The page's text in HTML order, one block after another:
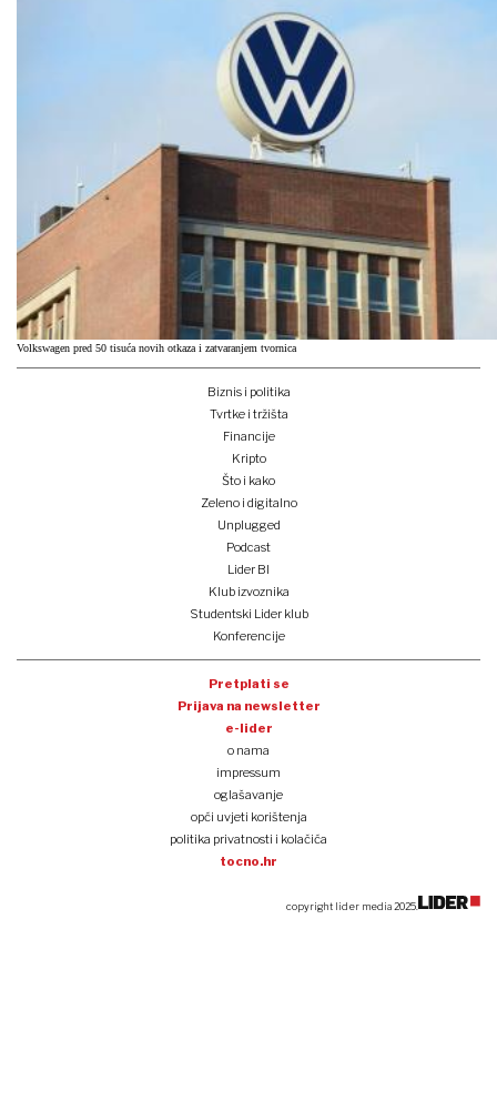
Volkswagen pred 50 tisuća novih otkaza i zatvaranjem tvornica
Biznis i politika
Tvrtke i tržišta
Financije
Kripto
Što i kako
Zeleno i digitalno
Unplugged
Podcast
Lider BI
Klub izvoznika
Studentski Lider klub
Konferencije
Pretplati se
Prijava na newsletter
e-lider
o nama
impressum
oglašavanje
opći uvjeti korištenja
politika privatnosti i kolačića
tocno.hr
copyright lider media 2025.